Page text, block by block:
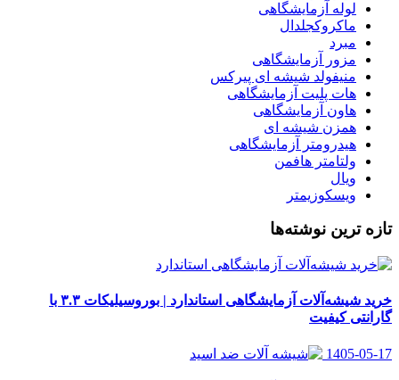
لوله آزمایشگاهی
ماکروکجلدال
مبرد
مزور آزمایشگاهی
منیفولد شیشه ای پیرکس
هات پلیت آزمایشگاهی
هاون آزمایشگاهی
همزن شیشه ای
هیدرومتر آزمایشگاهی
ولتامتر هافمن
ویال
ویسکوزیمتر
تازه ترین نوشته‌ها
خرید شیشه‌آلات آزمایشگاهی استاندارد | بوروسیلیکات ۳.۳ با
گارانتی کیفیت
1405-05-17